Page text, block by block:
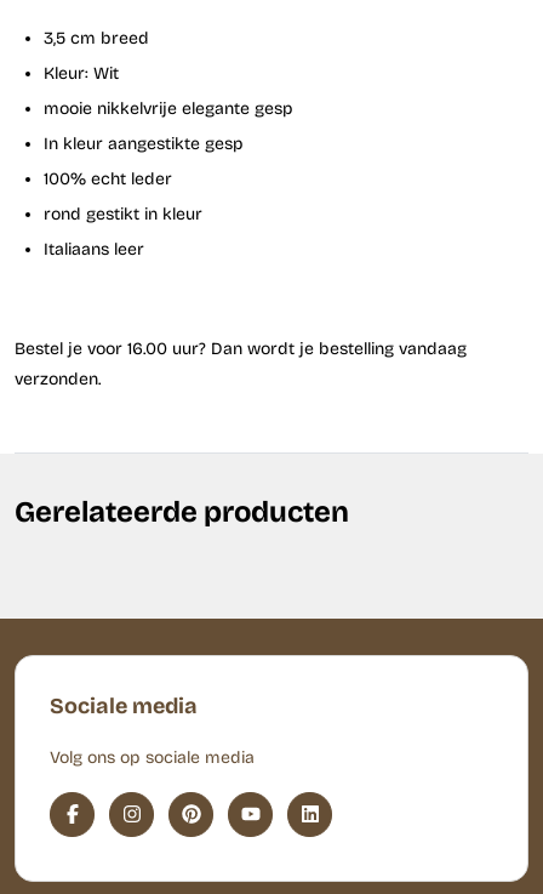
3,5 cm breed
Kleur: Wit
mooie nikkelvrije elegante gesp
In kleur aangestikte gesp
100% echt leder
rond gestikt in kleur
Italiaans leer
Bestel je voor 16.00 uur? Dan wordt je bestelling vandaag
verzonden.
Gerelateerde producten
Sociale media
Volg ons op sociale media